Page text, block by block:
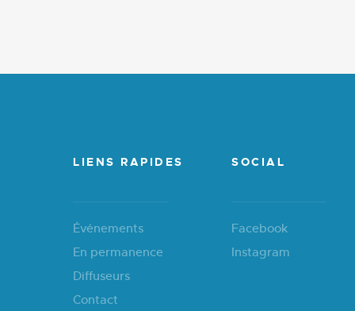
LIENS RAPIDES
Événements
En permanence
Diffuseurs
Contact
SOCIAL
Facebook
Instagram